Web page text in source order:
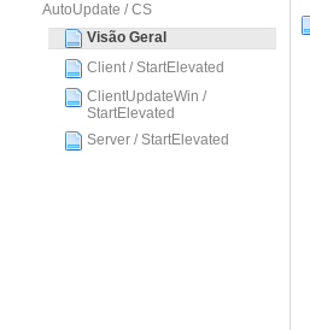
AutoUpdate / CS
Visão Geral
Client / StartElevated
ClientUpdateWin /
StartElevated
Server / StartElevated